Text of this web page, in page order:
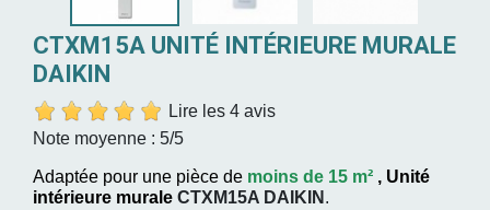
CTXM15A UNITÉ INTÉRIEURE MURALE
DAIKIN
Lire les 4 avis
Note moyenne : 5/5
Adaptée pour une pièce de moins de 15 m² , Unité
intérieure murale CTXM15A DAIKIN .